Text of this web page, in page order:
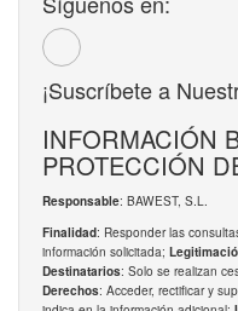
¡Suscríbete a
INFORMACIÓN
PROTECCIÓN
Responsable: BAWEST, S.L.
Finalidad: Responder las
información solicitada;
Destinatarios: Solo se realizan
Derechos: Acceder, rectificar y